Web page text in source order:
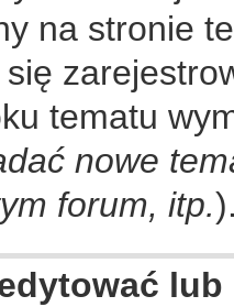
na stronie
się
tematu
nowe
forum, itp.